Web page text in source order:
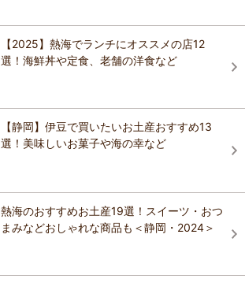
【2025】熱海でランチにオススメの店12
選！海鮮丼や定食、老舗の洋食など
【静岡】伊豆で買いたいお土産おすすめ13
選！美味しいお菓子や海の幸など
熱海のおすすめお土産19選！スイーツ・おつ
まみなどおしゃれな商品も＜静岡・2024＞